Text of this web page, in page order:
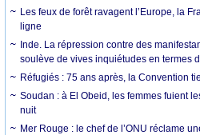
Les feux de forêt ravagent l’Europe, la
ligne
Inde. La répression contre des
soulève de vives inquiétudes en termes
Réfugiés : 75 ans après, la Convention
Soudan : à El Obeid, les femmes fuient
nuit
Mer Rouge : le chef de l’ONU réclame